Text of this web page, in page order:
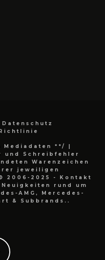
Mediadaten **/
|
und Schreibfehler
Warenzeichen
jeweiligen
2006-2025 - Kontakt
rund um
AMG, Mercedes-
& Subbrands..